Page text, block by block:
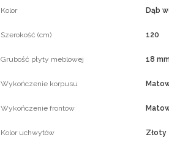
Kolor Dąb
Szerokość (cm) 120
Grubość płyty meblowej 18 mm
Wykończenie korpusu
Wykończenie frontów
Kolor uchwytów Złoty